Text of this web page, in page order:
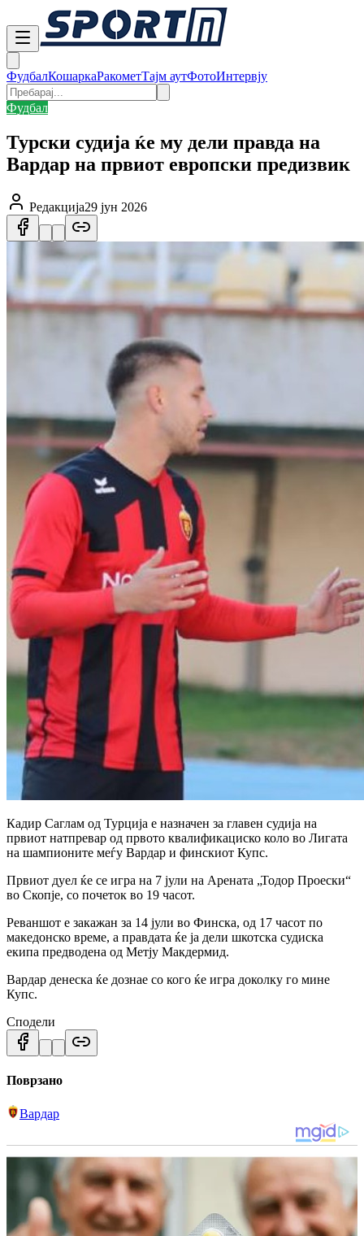
ФудбалКошаркаРакометТајм аутФотоИнтервју
Фудбал
Турски судија ќе му дели правда на
Вардар на првиот европски предизвик
Редакција29 јун 2026
Кадир Саглам од Турција е назначен за главен судија на
првиот натпревар од првото квалификациско коло во Лигата
на шампионите меѓу Вардар и финскиот Купс.
Првиот дуел ќе се игра на 7 јули на Арената „Тодор Проески“
во Скопје, со почеток во 19 часот.
Реваншот е закажан за 14 јули во Финска, од 17 часот по
македонско време, а правдата ќе ја дели шкотска судиска
екипа предводена од Метју Макдермид.
Вардар денеска ќе дознае со кого ќе игра доколку го мине
Купс.
Сподели
Поврзано
Вардар